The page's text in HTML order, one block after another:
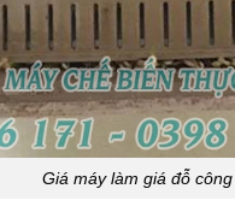
Giá máy làm giá đỗ